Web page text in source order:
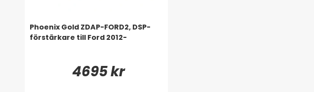
Phoenix Gold ZDAP-FORD2, DSP-
förstärkare till Ford 2012-
4695 kr